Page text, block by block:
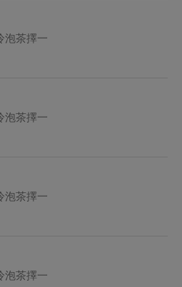
泡茶擇一
泡茶擇一
泡茶擇一
泡茶擇一